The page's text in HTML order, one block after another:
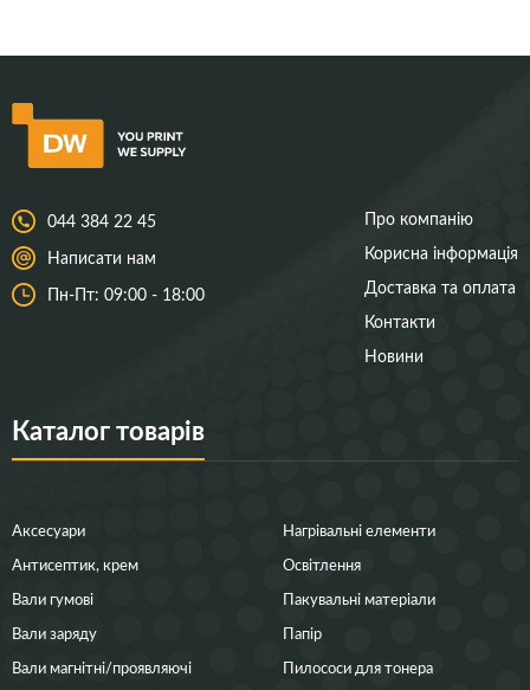
044 384 22 45
Написати нам
Пн-Пт: 09:00 - 18:00
Про компанію
Корисна інформація
Доставка та оплата
Контакти
Новини
Каталог товарів
Аксесуари
Антисептик, крем
Вали гумові
Вали заряду
Вали магнітні/проявляючі
Нагрівальні елементи
Освітлення
Пакувальні матеріали
Папір
Пилососи для тонера